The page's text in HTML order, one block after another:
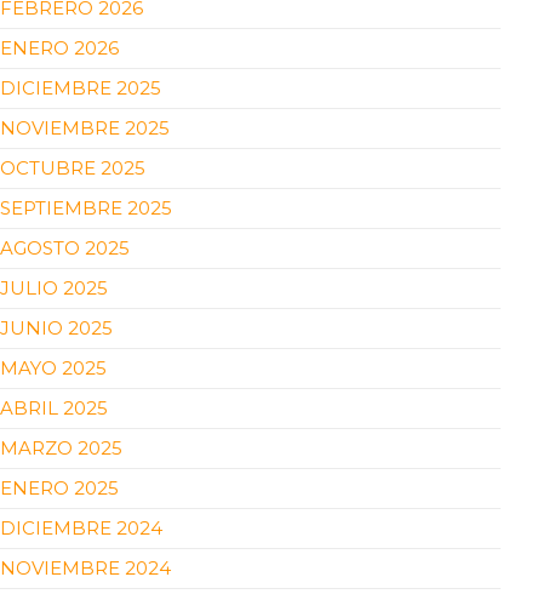
FEBRERO 2026
ENERO 2026
DICIEMBRE 2025
NOVIEMBRE 2025
OCTUBRE 2025
SEPTIEMBRE 2025
AGOSTO 2025
JULIO 2025
JUNIO 2025
MAYO 2025
ABRIL 2025
MARZO 2025
ENERO 2025
DICIEMBRE 2024
NOVIEMBRE 2024